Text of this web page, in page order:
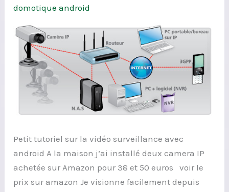
domotique android
Petit tutoriel sur la vidéo surveillance avec
android A la maison j’ai installé deux camera IP
achetée sur Amazon pour 38 et 50 euros voir le
prix sur amazon Je visionne facilement depuis
surveillance
depuis
votre
telephone
android